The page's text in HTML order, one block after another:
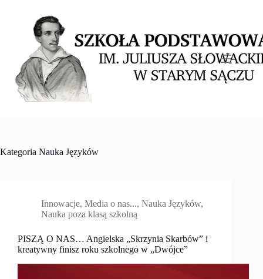
Kategoria Nauka Języków
Innowacje, Media o nas..., Nauka Języków,
Nauka poza klasą szkolną
PISZĄ O NAS… Angielska „Skrzynia Skarbów” i
kreatywny finisz roku szkolnego w „Dwójce”